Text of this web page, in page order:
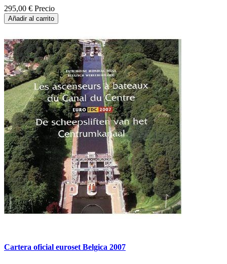
295,00 € Precio
Añadir al carrito
Cartera oficial euroset Belgica 2007